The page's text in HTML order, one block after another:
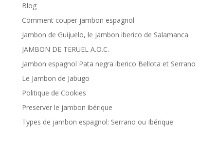
Blog
Comment couper jambon espagnol
Jambon de Guijuelo, le jambon iberico de Salamanca
JAMBON DE TERUEL A.O.C.
Jambon espagnol Pata negra iberico Bellota et Serrano
Le Jambon de Jabugo
Politique de Cookies
Preserver le jambon ibérique
Types de jambon espagnol: Serrano ou Ibérique